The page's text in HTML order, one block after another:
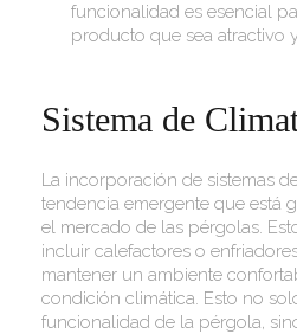
funcionalidad es esencial
producto que sea atractivo
Sistema de
La incorporación de sistemas
tendencia emergente que está
el mercado de las pérgolas.
incluir calefactores o
mantener un ambiente
condición climática. Esto no
funcionalidad de la pérgola,